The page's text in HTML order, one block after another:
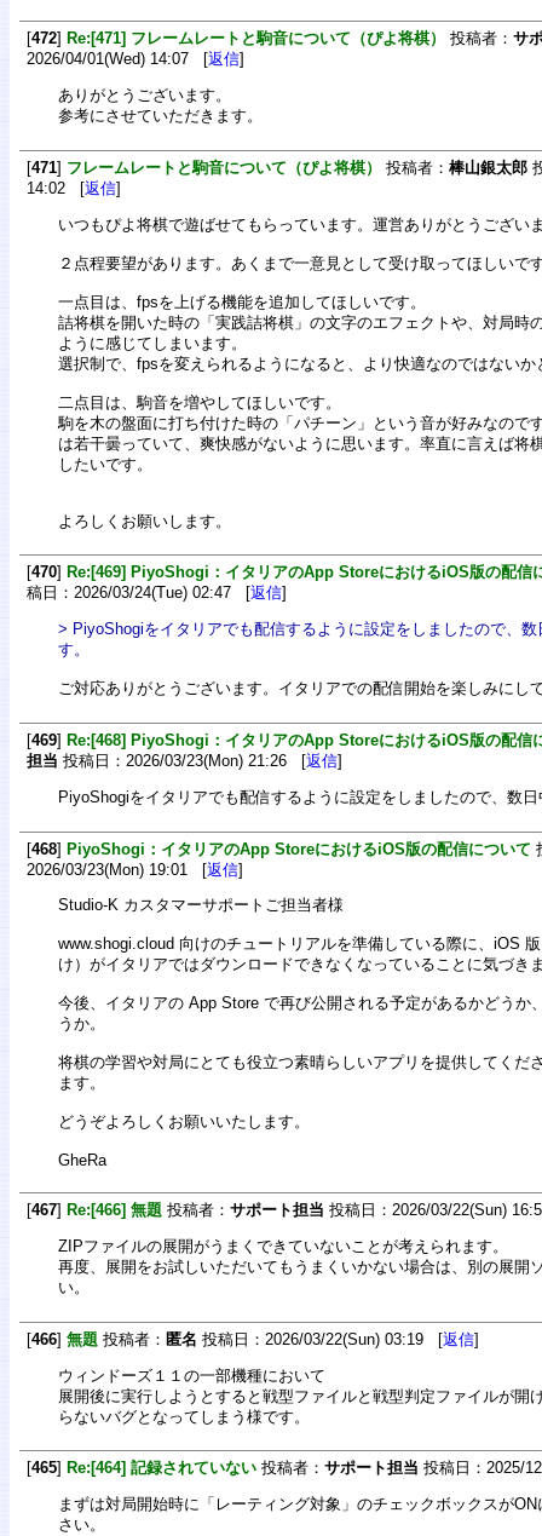
[472] Re:[471] フレームレートと駒音について（ぴよ将棋） 投稿者： サ
2026/04/01(Wed) 14:07 [返信]
ありがとうございます。
参考にさせていただきます。
[471] フレームレートと駒音について（ぴよ将棋） 投稿者： 棒山銀太郎
14:02 [返信]
いつもぴよ将棋で遊ばせてもらっています。運営ありがとうござい
２点程要望があります。あくまで一意見として受け取ってほしいで
一点目は、fpsを上げる機能を追加してほしいです。
詰将棋を開いた時の「実践詰将棋」の文字のエフェクトや、対局時
ように感じてしまいます。
選択制で、fpsを変えられるようになると、より快適なのではないか
二点目は、駒音を増やしてほしいです。
駒を木の盤面に打ち付けた時の「パチーン」という音が好みなので
は若干曇っていて、爽快感がないように思います。率直に言えば将
したいです。
よろしくお願いします。
[470] Re:[469] PiyoShogi：イタリアのApp StoreにおけるiOS版の配信
稿日：2026/03/24(Tue) 02:47 [返信]
> PiyoShogiをイタリアでも配信するように設定をしましたので、
す。
ご対応ありがとうございます。イタリアでの配信開始を楽しみにし
[469] Re:[468] PiyoShogi：イタリアのApp StoreにおけるiOS版の配信
担当 投稿日：2026/03/23(Mon) 21:26 [返信]
PiyoShogiをイタリアでも配信するように設定をしましたので、数
[468] PiyoShogi：イタリアのApp StoreにおけるiOS版の配信について
2026/03/23(Mon) 19:01 [返信]
Studio-K カスタマーサポートご担当者様
www.shogi.cloud 向けのチュートリアルを準備している際に、iOS
け）がイタリアではダウンロードできなくなっていることに気づき
今後、イタリアの App Store で再び公開される予定があるかどうか
うか。
将棋の学習や対局にとても役立つ素晴らしいアプリを提供してくだ
ます。
どうぞよろしくお願いいたします。
GheRa
[467] Re:[466] 無題 投稿者： サポート担当 投稿日：2026/03/22(Sun)
ZIPファイルの展開がうまくできていないことが考えられます。
再度、展開をお試しいただいてもうまくいかない場合は、別の展開
い。
[466] 無題 投稿者： 匿名 投稿日：2026/03/22(Sun) 03:19 [返信]
ウィンドーズ１１の一部機種において
展開後に実行しようとすると戦型ファイルと戦型判定ファイルが開
らないバグとなってしまう様です。
[465] Re:[464] 記録されていない 投稿者： サポート担当 投稿日：2025/
まずは対局開始時に「レーティング対象」のチェックボックスが
さい。